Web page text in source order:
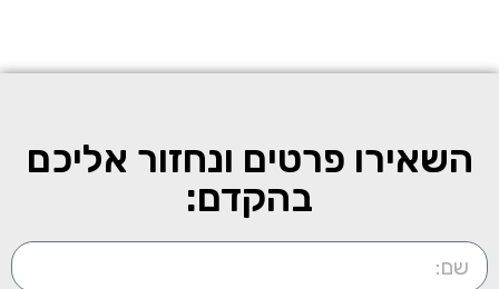
השאירו פרטים ונחזור אליכם
בהקדם: